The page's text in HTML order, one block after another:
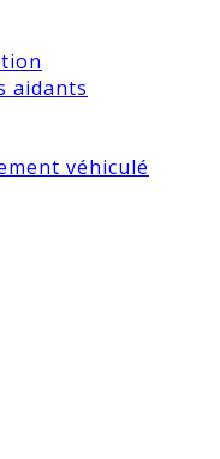
aidants
véhiculé